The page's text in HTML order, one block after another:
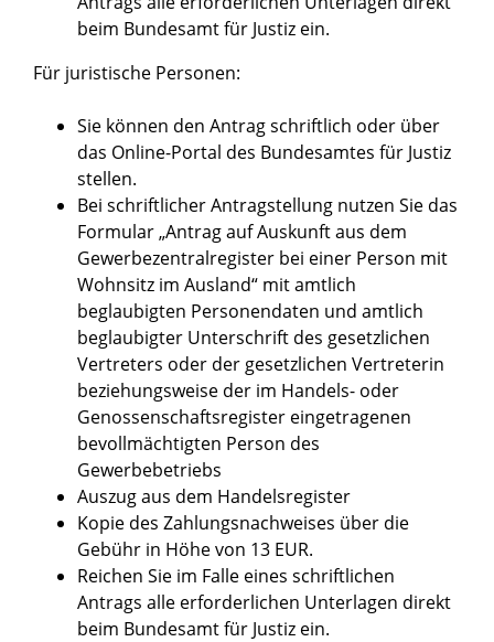
beim Bundesamt für Justiz ein.
Für juristische Personen:
Sie können den Antragschriftlich oder über
das Online-Portal des Bundesamtes für Justiz
stellen.
Bei schriftlicher Antragstellung nutzen Sie das
Formular„Antrag auf Auskunft aus dem
Gewerbezentralregister bei einer Person mit
Wohnsitz im Ausland“ mit amtlich
beglaubigten Personendaten und amtlich
beglaubigter Unterschrift des gesetzlichen
Vertreters oder der gesetzlichen Vertreterin
beziehungsweise der im Handels- oder
Genossenschaftsregister eingetragenen
bevollmächtigten Person des
Gewerbebetriebs
Auszug aus dem Handelsregister
Kopie des Zahlungsnachweises über die
Gebühr in Höhe von 13 EUR.
Reichen Sie im Falle eines schriftlichen
Antrags alle erforderlichen Unterlagen direkt
beim Bundesamt für Justiz ein.